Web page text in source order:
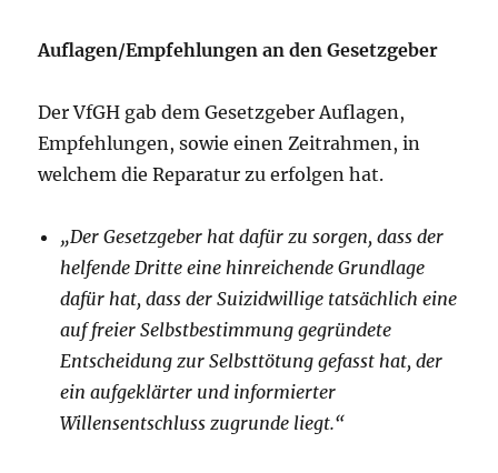
Auflagen/Empfehlungen an den Gesetzgeber
Der VfGH gab dem Gesetzgeber Auflagen,
Empfehlungen, sowie einen Zeitrahmen, in
welchem die Reparatur zu erfolgen hat.
„Der Gesetzgeber hat dafür zu sorgen, dass der
helfende Dritte eine hinreichende Grundlage
dafür hat, dass der Suizidwillige tatsächlich eine
auf freier Selbstbestimmung gegründete
Entscheidung zur Selbsttötung gefasst hat, der
ein aufgeklärter und informierter
Willensentschluss zugrunde liegt.“